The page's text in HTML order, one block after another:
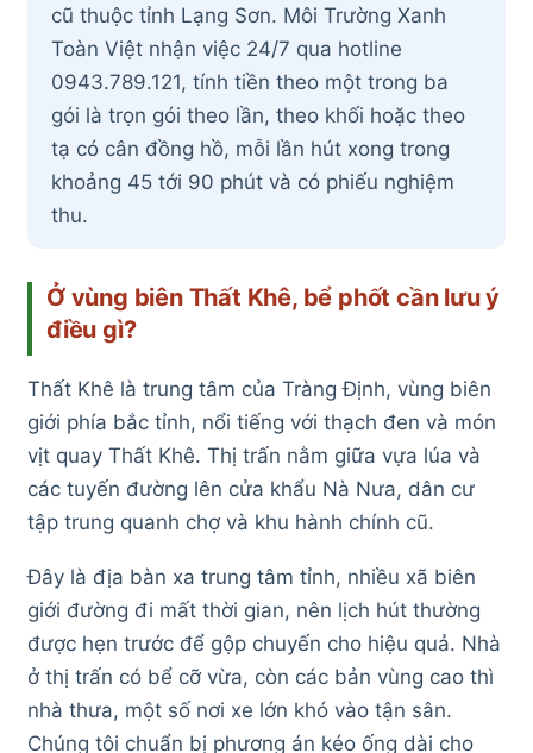
cũ thuộc tỉnh Lạng Sơn. Môi Trường Xanh
Toàn Việt nhận việc 24/7 qua hotline
0943.789.121, tính tiền theo một trong ba
gói là trọn gói theo lần, theo khối hoặc theo
tạ có cân đồng hồ, mỗi lần hút xong trong
khoảng 45 tới 90 phút và có phiếu nghiệm
thu.
Ở vùng biên Thất Khê, bể phốt cần lưu ý
điều gì?
Thất Khê là trung tâm của Tràng Định, vùng biên
giới phía bắc tỉnh, nổi tiếng với thạch đen và món
vịt quay Thất Khê. Thị trấn nằm giữa vựa lúa và
các tuyến đường lên cửa khẩu Nà Nưa, dân cư
tập trung quanh chợ và khu hành chính cũ.
Đây là địa bàn xa trung tâm tỉnh, nhiều xã biên
giới đường đi mất thời gian, nên lịch hút thường
được hẹn trước để gộp chuyến cho hiệu quả. Nhà
ở thị trấn có bể cỡ vừa, còn các bản vùng cao thì
nhà thưa, một số nơi xe lớn khó vào tận sân.
Chúng tôi chuẩn bị phương án kéo ống dài cho